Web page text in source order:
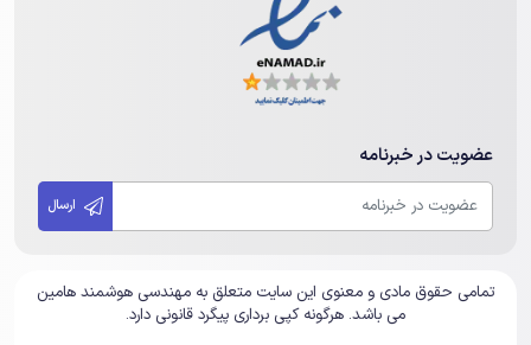
عضویت در خبرنامه
تمامی حقوق مادی و معنوی این سایت متعلق به مهندسی هوشمند هامین
می باشد. هرگونه کپی برداری پیگرد قانونی دارد.